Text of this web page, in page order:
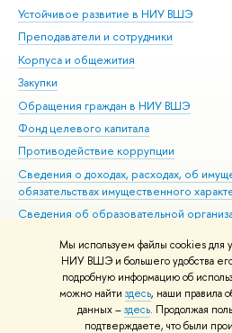
Мы используем файлы cookies для
НИУ ВШЭ и большего удобства
подробную информацию об
можно найти здесь, наши правила
данных –здесь. Продолжая
подтверждаете, что были
Устойчивое развитие в НИУ ВШЭ
Преподаватели и сотрудники
Корпуса и общежития
Закупки
Обращения граждан в НИУ ВШЭ
Фонд целевого капитала
Противодействие коррупции
Сведения о доходах, расходах, об
обязательствах имущественного
Сведения об образовательной
Людям с ограниченными возможностями
Единая платежная страница
Работа в Вышке